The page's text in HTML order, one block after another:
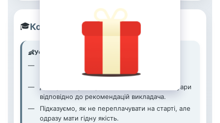
🎓Кому ми особливо корисні
👶Учням та батькам
починати, щоб дитині було зручно і цікаво.
Добираємо розмір, комплектацію та аксесуари
відповідно до рекомендацій викладача.
Підказуємо, як не переплачувати на старті, але
одразу мати гідну якість.